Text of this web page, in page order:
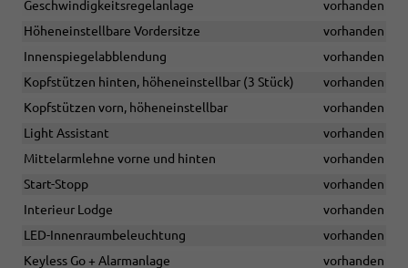
Geschwindigkeitsregelanlage
vorhanden
Höheneinstellbare Vordersitze
vorhanden
Innenspiegelabblendung
vorhanden
Kopfstützen hinten, höheneinstellbar (3 Stück)
vorhanden
Kopfstützen vorn, höheneinstellbar
vorhanden
Light Assistant
vorhanden
Mittelarmlehne vorne und hinten
vorhanden
Start-Stopp
vorhanden
Interieur Lodge
vorhanden
LED-Innenraumbeleuchtung
vorhanden
Keyless Go + Alarmanlage
vorhanden